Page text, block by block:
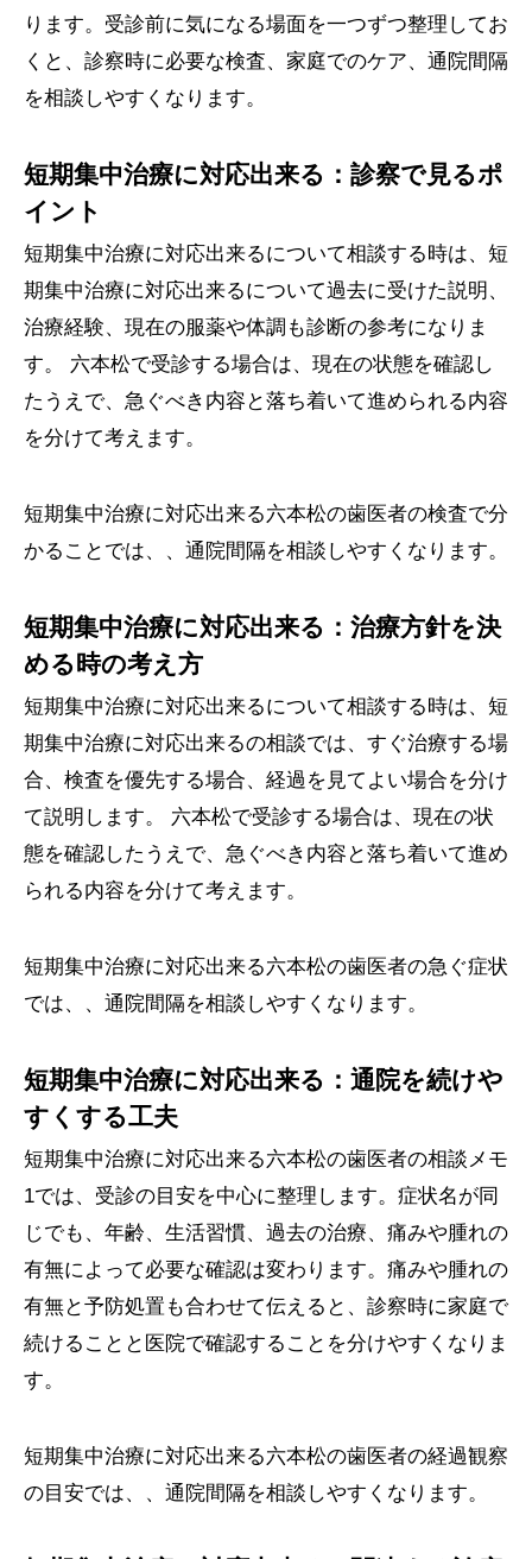
ります。受診前に気になる場面を一つずつ整理してお
くと、診察時に必要な検査、家庭でのケア、通院間隔
を相談しやすくなります。
短期集中治療に対応出来る：診察で見るポ
イント
短期集中治療に対応出来るについて相談する時は、短
期集中治療に対応出来るについて過去に受けた説明、
治療経験、現在の服薬や体調も診断の参考になりま
す。 六本松で受診する場合は、現在の状態を確認し
たうえで、急ぐべき内容と落ち着いて進められる内容
を分けて考えます。
短期集中治療に対応出来る六本松の歯医者の検査で分
かることでは、、通院間隔を相談しやすくなります。
短期集中治療に対応出来る：治療方針を決
める時の考え方
短期集中治療に対応出来るについて相談する時は、短
期集中治療に対応出来るの相談では、すぐ治療する場
合、検査を優先する場合、経過を見てよい場合を分け
て説明します。 六本松で受診する場合は、現在の状
態を確認したうえで、急ぐべき内容と落ち着いて進め
られる内容を分けて考えます。
短期集中治療に対応出来る六本松の歯医者の急ぐ症状
では、、通院間隔を相談しやすくなります。
短期集中治療に対応出来る：通院を続けや
すくする工夫
短期集中治療に対応出来る六本松の歯医者の相談メモ
1では、受診の目安を中心に整理します。症状名が同
じでも、年齢、生活習慣、過去の治療、痛みや腫れの
有無によって必要な確認は変わります。痛みや腫れの
有無と予防処置も合わせて伝えると、診察時に家庭で
続けることと医院で確認することを分けやすくなりま
す。
短期集中治療に対応出来る六本松の歯医者の経過観察
の目安では、、通院間隔を相談しやすくなります。